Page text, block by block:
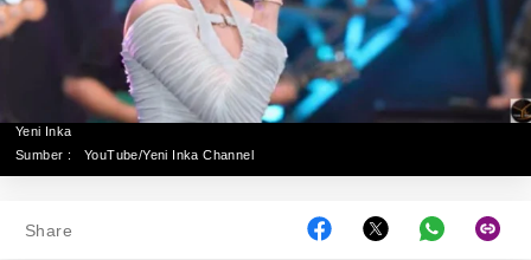
Yeni Inka
Sumber :
YouTube/Yeni Inka Channel
Share